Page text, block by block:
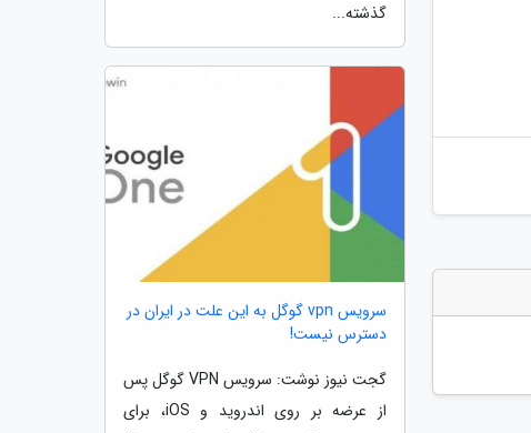
گذشته...
سرویس vpn گوگل به این علت در ایران در
دسترس نیست!
گجت نیوز نوشت: سرویس VPN گوگل پس
از عرضه بر روی اندروید و iOS، برای